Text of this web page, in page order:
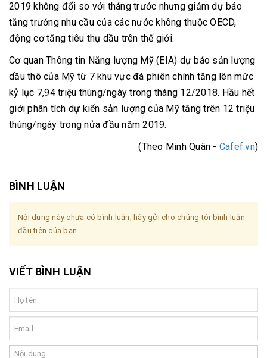
2019 không đổi so với tháng trước nhưng giảm dự báo
tăng trưởng nhu cầu của các nước không thuộc OECD,
động cơ tăng tiêu thụ dầu trên thế giới.
Cơ quan Thông tin Năng lượng Mỹ (EIA) dự báo sản lượng
dầu thô của Mỹ từ 7 khu vực đá phiên chính tăng lên mức
kỷ lục 7,94 triệu thùng/ngày trong tháng 12/2018. Hầu hết
giới phân tích dự kiến sản lượng của Mỹ tăng trên 12 triệu
thùng/ngày trong nửa đầu năm 2019.
(Theo Minh Quân - Cafef.vn)
BÌNH LUẬN
Nội dung này chưa có bình luận, hãy gửi cho chúng tôi bình luận
đầu tiên của bạn.
VIẾT BÌNH LUẬN